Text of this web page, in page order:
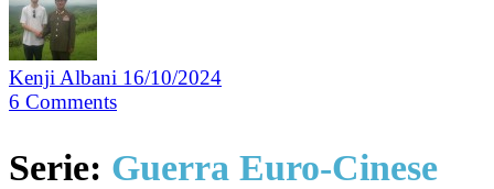
Kenji Albani 16/10/2024
6 Comments
Serie: Guerra Euro-Cinese